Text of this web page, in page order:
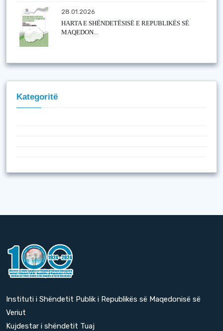
28.01.2026
HARTA E SHËNDETËSISË E REPUBLIKËS SË
MAQEDON...
Kategoritë
Instituti i Shëndetit Publik i Republikës së Maqedonisë së
Veriut
Kujdestar i shëndetit Tuaj